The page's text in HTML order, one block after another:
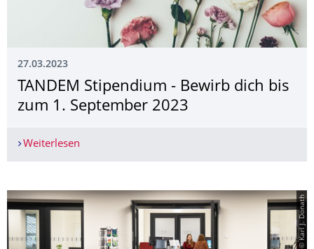
27.03.2023
TANDEM Stipendium - Bewirb dich bis
zum 1. September 2023
Weiterlesen
© Karl J. Donath